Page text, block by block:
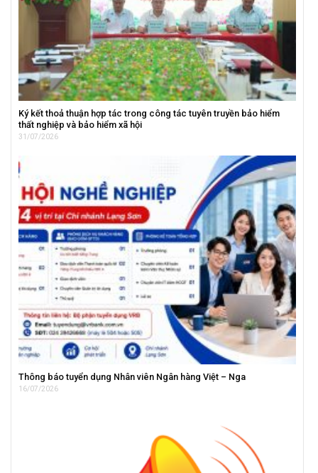
Ký kết thoả thuận hợp tác trong công tác tuyên truyền bảo hiểm
thất nghiệp và bảo hiểm xã hội
31/07/2026
Thông báo tuyển dụng Nhân viên Ngân hàng Việt – Nga
16/07/2026